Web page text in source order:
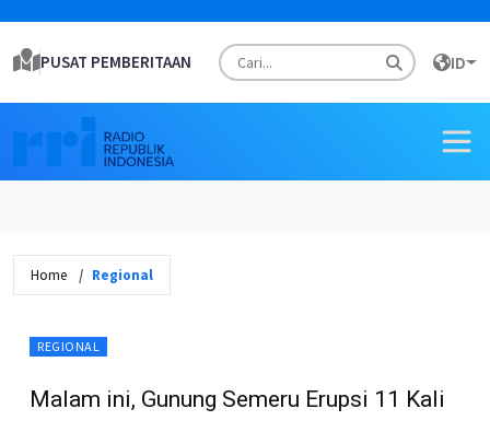
PUSAT PEMBERITAAN ID
Home Regional
REGIONAL
Malam ini, Gunung Semeru Erupsi 11 Kali